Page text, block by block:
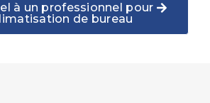
à un professionnel pour
de bureau